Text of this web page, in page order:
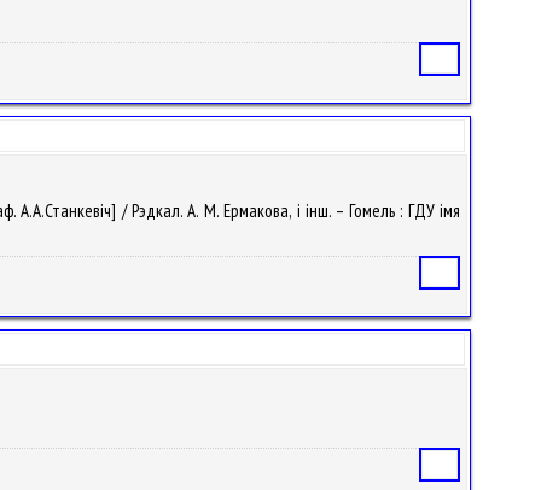
/ Рэдкал. А. М. Ермакова, і інш. – Гомель : ГДУ імя